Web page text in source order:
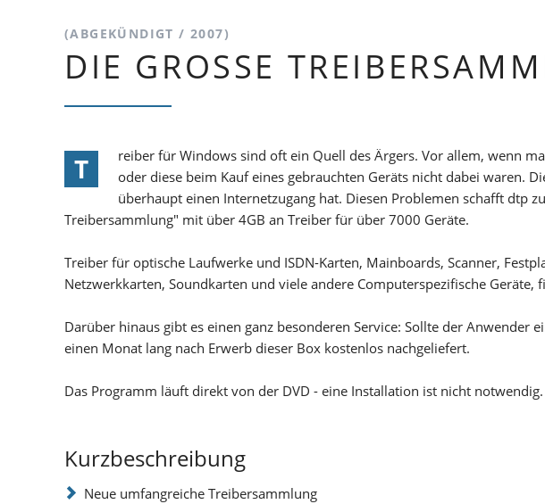
(ABGEKÜNDIGT / 2007)
DIE GROSSE
T
reiber für Windows sind oft ein Quell des Ärgers. Vor allem, wenn
oder diese beim Kauf eines gebrauchten Geräts nicht dabei waren.
überhaupt einen Internetzugang hat. Diesen Problemen schafft dtp
Treibersammlung" mit über 4GB an Treiber für über 7000 Geräte.
Treiber für optische Laufwerke und ISDN-Karten, Mainboards, Scanner,
Netzwerkkarten, Soundkarten und viele andere Computerspezifische
Darüber hinaus gibt es einen ganz besonderen Service: Sollte der
einen Monat lang nach Erwerb dieser Box kostenlos nachgeliefert.
Das Programm läuft direkt von der DVD - eine Installation ist nicht
Kurzbeschreibung
Neue umfangreiche Treibersammlung